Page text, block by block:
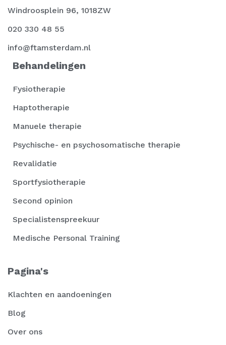
Windroosplein 96, 1018ZW
020 330 48 55
info@ftamsterdam.nl
Behandelingen
Fysiotherapie
Haptotherapie
Manuele therapie
Psychische- en psychosomatische therapie
Revalidatie
Sportfysiotherapie
Second opinion
Specialistenspreekuur
Medische Personal Training
Pagina's
Klachten en aandoeningen
Blog
Over ons